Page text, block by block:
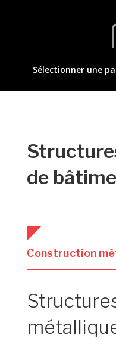
Sélectionner une
de
Construction